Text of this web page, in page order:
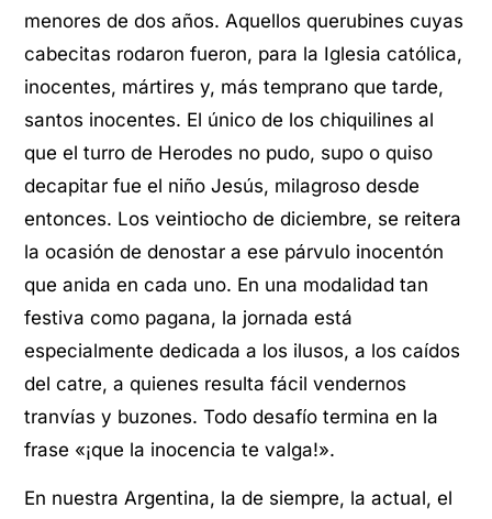
menores de dos años. Aquellos querubines cuyas
cabecitas rodaron fueron, para la Iglesia católica,
inocentes, mártires y, más temprano que tarde,
santos inocentes. El único de los chiquilines al
que el turro de Herodes no pudo, supo o quiso
decapitar fue el niño Jesús, milagroso desde
entonces. Los veintiocho de diciembre, se reitera
la ocasión de denostar a ese párvulo inocentón
que anida en cada uno. En una modalidad tan
festiva como pagana, la jornada está
especialmente dedicada a los ilusos, a los caídos
del catre, a quienes resulta fácil vendernos
tranvías y buzones. Todo desafío termina en la
frase «¡que la inocencia te valga!».
En nuestra Argentina, la de siempre, la actual, el